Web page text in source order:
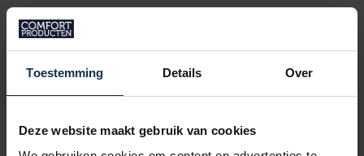
Toestemming Details Over
Deze website maakt gebruik van cookies
PRODUITS CONNEXES
Technologie Thermotion
BERTSCHAT®